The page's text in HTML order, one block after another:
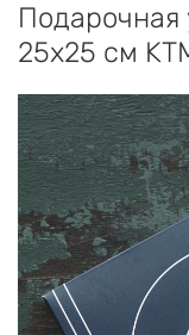
Подарочная
25х25 см